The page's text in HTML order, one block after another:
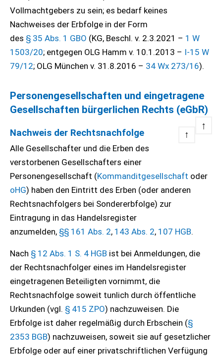
Vollmachtgebers zu sein; es bedarf keines
Nachweises der Erbfolge in der Form
des § 35 Abs. 1 GBO (KG, Beschl. v. 2.3.2021 – 1 W
1503/20; entgegen OLG Hamm v. 10.1.2013 – I-15 W
79/12; OLG München v. 31.8.2016 – 34 Wx 273/16).
Personengesellschaften und eingetragene
Gesellschaften bürgerlichen Rechts (eGbR)
↑
Nachweis der Rechtsnachfolge ↑
Alle Gesellschafter und die Erben des
verstorbenen Gesellschafters einer
Personengesellschaft (Kommanditgesellschaft oder
oHG) haben den Eintritt des Erben (oder anderen
Rechtsnachfolgers bei Sondererbfolge) zur
Eintragung in das Handelsregister
anzumelden, §§ 161 Abs. 2, 143 Abs. 2, 107 HGB.
Nach § 12 Abs. 1 S. 4 HGB ist bei Anmeldungen, die
der Rechtsnachfolger eines im Handelsregister
eingetragenen Beteiligten vornimmt, die
Rechtsnachfolge soweit tunlich durch öffentliche
Urkunden (vgl. § 415 ZPO) nachzuweisen. Die
Erbfolge ist daher regelmäßig durch Erbschein (§
2353 BGB) nachzuweisen, soweit sie auf gesetzlicher
Erbfolge oder auf einer privatschriftlichen Verfügung